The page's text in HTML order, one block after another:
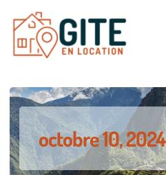
octobre 10, 2024